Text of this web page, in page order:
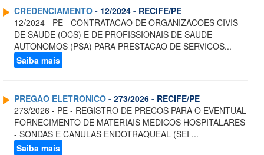
CREDENCIAMENTO - 12/2024 - RECIFE/PE
12/2024 - PE - CONTRATACAO DE ORGANIZACOES CIVIS
DE SAUDE (OCS) E DE PROFISSIONAIS DE SAUDE
AUTONOMOS (PSA) PARA PRESTACAO DE SERVICOS...
Saiba mais
PREGAO ELETRONICO - 273/2026 - RECIFE/PE
273/2026 - PE - REGISTRO DE PRECOS PARA O EVENTUAL
FORNECIMENTO DE MATERIAIS MEDICOS HOSPITALARES
- SONDAS E CANULAS ENDOTRAQUEAL (SEI ...
Saiba mais